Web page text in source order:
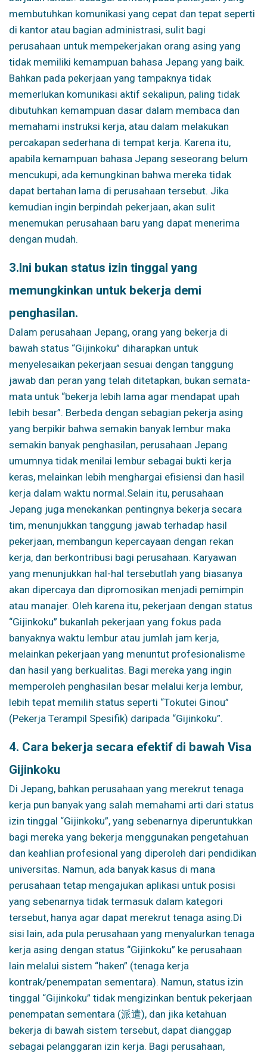
membutuhkan komunikasi yang cepat dan tepat seperti
di kantor atau bagian administrasi, sulit bagi
perusahaan untuk mempekerjakan orang asing yang
tidak memiliki kemampuan bahasa Jepang yang baik.
Bahkan pada pekerjaan yang tampaknya tidak
memerlukan komunikasi aktif sekalipun, paling tidak
dibutuhkan kemampuan dasar dalam membaca dan
memahami instruksi kerja, atau dalam melakukan
percakapan sederhana di tempat kerja. Karena itu,
apabila kemampuan bahasa Jepang seseorang belum
mencukupi, ada kemungkinan bahwa mereka tidak
dapat bertahan lama di perusahaan tersebut. Jika
kemudian ingin berpindah pekerjaan, akan sulit
menemukan perusahaan baru yang dapat menerima
dengan mudah.
3.Ini bukan status izin tinggal yang
memungkinkan untuk bekerja demi
penghasilan.
Dalam perusahaan Jepang, orang yang bekerja di
bawah status “Gijinkoku” diharapkan untuk
menyelesaikan pekerjaan sesuai dengan tanggung
jawab dan peran yang telah ditetapkan, bukan semata-
mata untuk “bekerja lebih lama agar mendapat upah
lebih besar”. Berbeda dengan sebagian pekerja asing
yang berpikir bahwa semakin banyak lembur maka
semakin banyak penghasilan, perusahaan Jepang
umumnya tidak menilai lembur sebagai bukti kerja
keras, melainkan lebih menghargai efisiensi dan hasil
kerja dalam waktu normal.Selain itu, perusahaan
Jepang juga menekankan pentingnya bekerja secara
tim, menunjukkan tanggung jawab terhadap hasil
pekerjaan, membangun kepercayaan dengan rekan
kerja, dan berkontribusi bagi perusahaan. Karyawan
yang menunjukkan hal-hal tersebutlah yang biasanya
akan dipercaya dan dipromosikan menjadi pemimpin
atau manajer. Oleh karena itu, pekerjaan dengan status
“Gijinkoku” bukanlah pekerjaan yang fokus pada
banyaknya waktu lembur atau jumlah jam kerja,
melainkan pekerjaan yang menuntut profesionalisme
dan hasil yang berkualitas. Bagi mereka yang ingin
memperoleh penghasilan besar melalui kerja lembur,
lebih tepat memilih status seperti “Tokutei Ginou”
(Pekerja Terampil Spesifik) daripada “Gijinkoku”.
4. Cara bekerja secara efektif di bawah Visa
Gijinkoku
Di Jepang, bahkan perusahaan yang merekrut tenaga
kerja pun banyak yang salah memahami arti dari status
izin tinggal “Gijinkoku”, yang sebenarnya diperuntukkan
bagi mereka yang bekerja menggunakan pengetahuan
dan keahlian profesional yang diperoleh dari pendidikan
universitas. Namun, ada banyak kasus di mana
perusahaan tetap mengajukan aplikasi untuk posisi
yang sebenarnya tidak termasuk dalam kategori
tersebut, hanya agar dapat merekrut tenaga asing.Di
sisi lain, ada pula perusahaan yang menyalurkan tenaga
kerja asing dengan status “Gijinkoku” ke perusahaan
lain melalui sistem “haken” (tenaga kerja
kontrak/penempatan sementara). Namun, status izin
tinggal “Gijinkoku” tidak mengizinkan bentuk pekerjaan
penempatan sementara (派遣), dan jika ketahuan
bekerja di bawah sistem tersebut, dapat dianggap
sebagai pelanggaran izin kerja. Bagi perusahaan,